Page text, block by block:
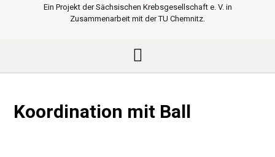
Ein Projekt der Sächsischen Krebsgesellschaft e. V. in
Zusammenarbeit mit der TU Chemnitz.
Koordination mit Ball